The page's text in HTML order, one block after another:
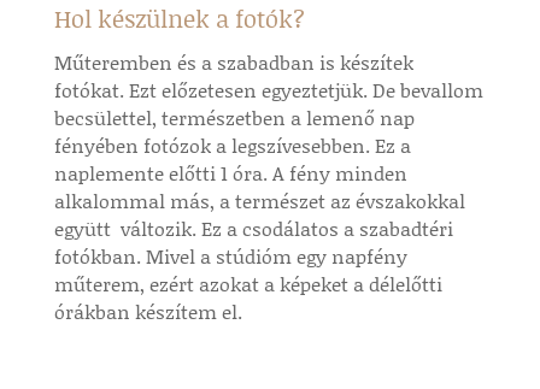
Hol készülnek a fotók?
Műteremben és a szabadban is készítek
fotókat. Ezt előzetesen egyeztetjük. De bevallom
becsülettel, természetben a lemenő nap
fényében fotózok a legszívesebben. Ez a
naplemente előtti 1 óra. A fény minden
alkalommal más, a természet az évszakokkal
együtt változik. Ez a csodálatos a szabadtéri
fotókban. Mivel a stúdióm egy napfény
műterem, ezért azokat a képeket a délelőtti
órákban készítem el.